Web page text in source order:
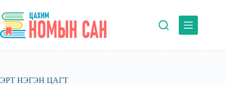
to
content
ЭРТ НЭГЭН ЦАГТ